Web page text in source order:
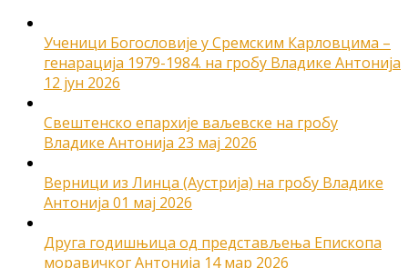
Ученици Богословије у Сремским Карловцима –
генарација 1979-1984. на гробу Владике Антонија
12 јун 2026
Свештенско епархије ваљевске на гробу
Владике Антонија 23 мај 2026
Верници из Линца (Аустрија) на гробу Владике
Антонија 01 мај 2026
Друга годишњица од представљења Епископа
моравичког Антонија 14 мар 2026